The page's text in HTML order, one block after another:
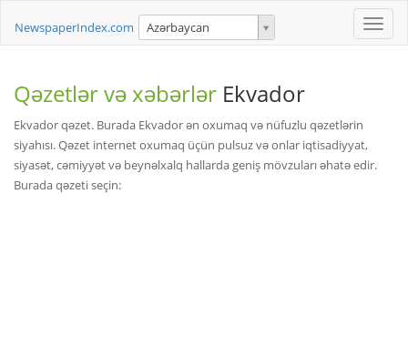
Toggle
NewspaperIndex.com Azərbaycan
Qəzetlər və xəbərlər Ekvador
Ekvador qəzet. Burada Ekvador ən oxumaq və nüfuzlu qəzetlərin
siyahısı. Qəzet internet oxumaq üçün pulsuz və onlar iqtisadiyyat,
siyasət, cəmiyyət və beynəlxalq hallarda geniş mövzuları əhatə edir.
Burada qəzeti seçin: